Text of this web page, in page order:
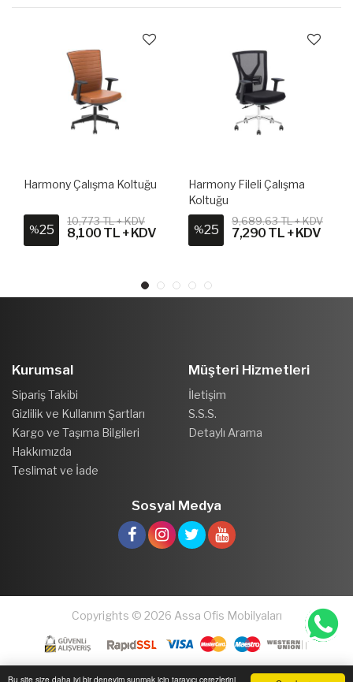
Bu site size daha iyi bir deneyim sunmak için tarayıcı çerezlerini
Harmony Çalışma Koltuğu
%25
10,773 TL + KDV
8,100 TL + KDV
Harmony Fileli Çalışma
Koltuğu
%25
9,689.63 TL + KDV
7,290 TL + KDV
Kurumsal
Sipariş Takibi
Gizlilik ve Kullanım Şartları
Kargo ve Taşıma Bilgileri
Hakkımızda
Teslimat ve İade
Müşteri Hizmetleri
İletişim
S.S.S.
Detaylı Arama
Sosyal Medya
Copyrights © 2026 Assa Ofis Mobilyaları